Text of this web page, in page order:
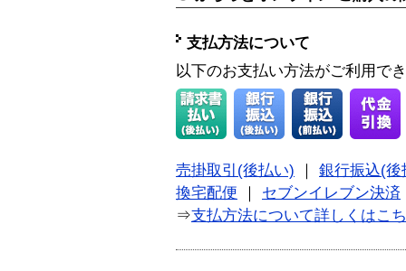
支払方法について
以下のお支払い方法がご利用で
売掛取引(後払い)
銀行振込(後
換宅配便
セブンイレブン決済
⇒支払方法について詳しくはこ